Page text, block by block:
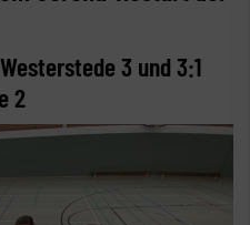
3 und 3:1
2